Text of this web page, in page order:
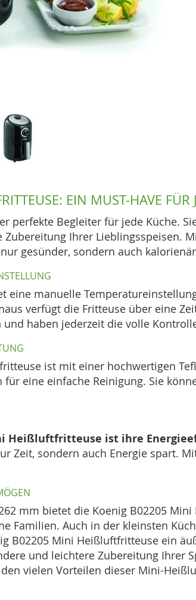
EIN MUST-HAVE FÜR
perfekte Begleiter für jede Küche.
Ihrer Lieblingsspeisen.
gesünder, sondern auch
manuelle
verfügt die Fritteuse über eine
haben jederzeit die volle
ist mit einer hochwertigen
eine einfache Reinigung. Sie
Heißluftfritteuse ist ihre
Zeit, sondern auch Energie spart.
mm bietet die Koenig B02205
Familien. Auch in der kleinsten
B02205 Mini Heißluftfritteuse ein
und leichtere Zubereitung Ihrer
vielen Vorteilen dieser Mini-